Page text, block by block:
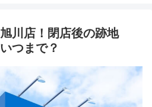
川店！閉店後の跡地
つまで？